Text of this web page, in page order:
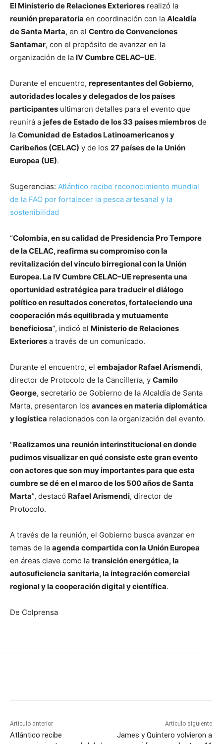
El Ministerio de Relaciones Exteriores realizó la
reunión preparatoria en coordinación con la Alcaldía
de Santa Marta, en el Centro de Convenciones
Santamar, con el propósito de avanzar en la
organización de la IV Cumbre CELAC–UE.
Durante el encuentro, representantes del Gobierno,
autoridades locales y delegados de los países
participantes ultimaron detalles para el evento que
reunirá a jefes de Estado de los 33 países miembros de
la Comunidad de Estados Latinoamericanos y
Caribeños (CELAC) y de los 27 países de la Unión
Europea (UE).
Sugerencias: Atlántico recibe reconocimiento mundial
de la FAO por fortalecer la pesca artesanal y la
sostenibilidad
“Colombia, en su calidad de Presidencia Pro Tempore
de la CELAC, reafirma su compromiso con la
revitalización del vínculo birregional con la Unión
Europea. La IV Cumbre CELAC–UE representa una
oportunidad estratégica para traducir el diálogo
político en resultados concretos, fortaleciendo una
cooperación más equilibrada y mutuamente
beneficiosa”, indicó el Ministerio de Relaciones
Exteriores a través de un comunicado.
Durante el encuentro, el embajador Rafael Arismendi,
director de Protocolo de la Cancillería, y Camilo
George, secretario de Gobierno de la Alcaldía de Santa
Marta, presentaron los avances en materia diplomática
y logística relacionados con la organización del evento.
“Realizamos una reunión interinstitucional en donde
pudimos visualizar en qué consiste este gran evento
con actores que son muy importantes para que esta
cumbre se dé en el marco de los 500 años de Santa
Marta”, destacó Rafael Arismendi, director de
Protocolo.
A través de la reunión, el Gobierno busca avanzar en
temas de la agenda compartida con la Unión Europea
en áreas clave como la transición energética, la
autosuficiencia sanitaria, la integración comercial
regional y la cooperación digital y científica.
De Colprensa
Artículo anterior
Atlántico recibe
Artículo siguiente
James y Quintero volvieron a